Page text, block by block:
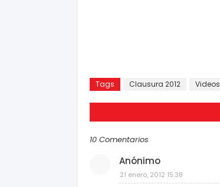
Tags Clausura 2012 Videos
10 Comentarios
Anónimo
21 enero, 2012 15:38